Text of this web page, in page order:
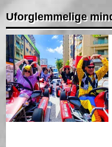
Uforglemmelige